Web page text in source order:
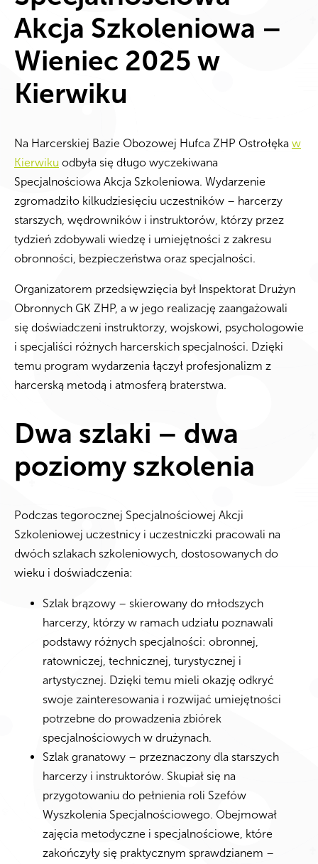
Akcja Szkoleniowa –
Wieniec 2025 w
Kierwiku
Na Harcerskiej Bazie Obozowej Hufca ZHP Ostrołęka w
Kierwiku odbyła się długo wyczekiwana
Specjalnościowa Akcja Szkoleniowa. Wydarzenie
zgromadziło kilkudziesięciu uczestników – harcerzy
starszych, wędrowników i instruktorów, którzy przez
tydzień zdobywali wiedzę i umiejętności z zakresu
obronności, bezpieczeństwa oraz specjalności.
Organizatorem przedsięwzięcia był Inspektorat Drużyn
Obronnych GK ZHP, a w jego realizację zaangażowali
się doświadczeni instruktorzy, wojskowi, psychologowie
i specjaliści różnych harcerskich specjalności. Dzięki
temu program wydarzenia łączył profesjonalizm z
harcerską metodą i atmosferą braterstwa.
Dwa szlaki – dwa
poziomy szkolenia
Podczas tegorocznej Specjalnościowej Akcji
Szkoleniowej uczestnicy i uczestniczki pracowali na
dwóch szlakach szkoleniowych, dostosowanych do
wieku i doświadczenia:
Szlak brązowy – skierowany do młodszych
harcerzy, którzy w ramach udziału poznawali
podstawy różnych specjalności: obronnej,
ratowniczej, technicznej, turystycznej i
artystycznej. Dzięki temu mieli okazję odkryć
swoje zainteresowania i rozwijać umiejętności
potrzebne do prowadzenia zbiórek
specjalnościowych w drużynach.
Szlak granatowy – przeznaczony dla starszych
harcerzy i instruktorów. Skupiał się na
przygotowaniu do pełnienia roli Szefów
Wyszkolenia Specjalnościowego. Obejmował
zajęcia metodyczne i specjalnościowe, które
zakończyły się praktycznym sprawdzianem –